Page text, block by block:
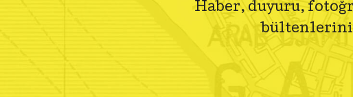
Haber, duyuru,
bültenlerini